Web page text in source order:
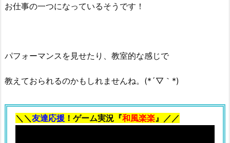
お仕事の一つになっているそうです！
パフォーマンスを見せたり、教室的な感じで
教えておられるのかもしれませんね。(*´▽｀*)
＼＼友達応援 ！ゲーム実況『和風楽楽』／／